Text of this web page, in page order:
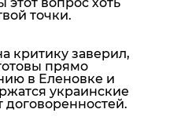
точки.
критику заверил,
прямо
в Еленовке и
украинские
договоренностей.